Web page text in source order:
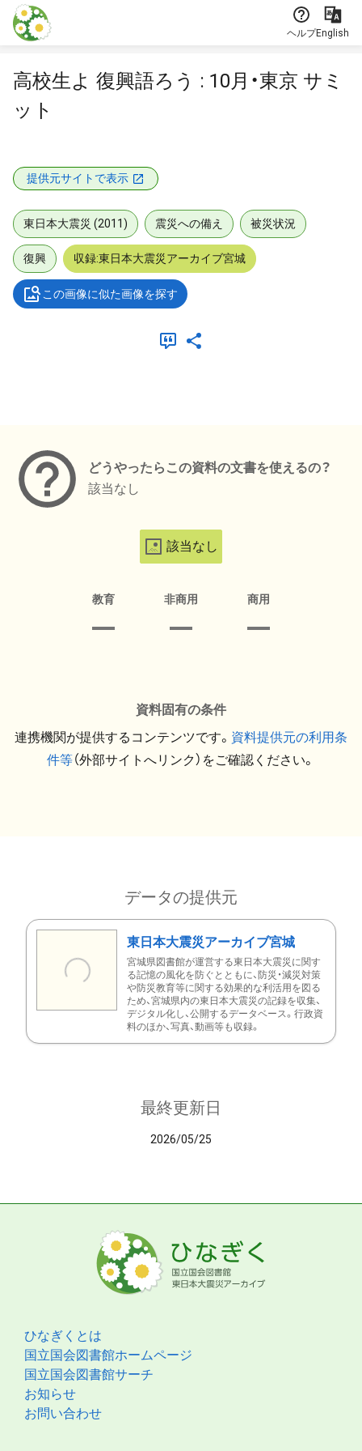
本文に飛ぶ
ヘルプEnglish
高校生よ 復興語ろう : 10月・東京 サミ
ット
提供元サイトで表示
東日本大震災 (2011) 震災への備え 被災状況
復興 収録:東日本大震災アーカイブ宮城
この画像に似た画像を探す
どうやったらこの資料の文書を使えるの？
該当なし
該当なし
教育 非商用 商用
資料固有の条件
連携機関が提供するコンテンツです。 資料提供元の利用条
件等（外部サイトへリンク）をご確認ください。
データの提供元
東日本大震災アーカイブ宮城
宮城県図書館が運営する東日本大震災に関す
る記憶の風化を防ぐとともに、防災・減災対策
や防災教育等に関する効果的な利活用を図る
ため、宮城県内の東日本大震災の記録を収集、
デジタル化し、公開するデータベース。行政資
料のほか、写真、動画等も収録。
最終更新日
2026/05/25
ひなぎくとは
国立国会図書館ホームページ
国立国会図書館サーチ
お知らせ
お問い合わせ